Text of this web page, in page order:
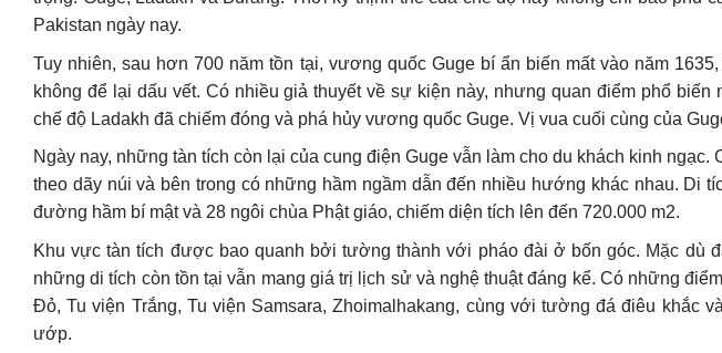
Pakistan ngày nay.
Tuy nhiên, sau hơn 700 năm tồn tại, vương quốc Guge bí ẩn biến mất vào năm
không để lại dấu vết. Có nhiều giả thuyết về sự kiện này, nhưng quan điểm phổ biến
chế độ Ladakh đã chiếm đóng và phá hủy vương quốc Guge. Vị vua cuối cùng của
Ngày nay, những tàn tích còn lại của cung điện Guge vẫn làm cho du khách kinh
theo dãy núi và bên trong có những hầm ngầm dẫn đến nhiều hướng khác nhau. Di
đường hầm bí mật và 28 ngôi chùa Phật giáo, chiếm diện tích lên đến 720.000 m2.
Khu vực tàn tích được bao quanh bởi tường thành với pháo đài ở bốn góc. Mặc dù
những di tích còn tồn tại vẫn mang giá trị lịch sử và nghệ thuật đáng kể. Có những
Đỏ, Tu viện Trắng, Tu viện Samsara, Zhoimalhakang, cùng với tường đá điêu khắc
ướp.